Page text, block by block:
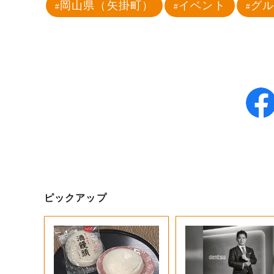
岡山県（矢掛町） イベント グ
ピックアップ